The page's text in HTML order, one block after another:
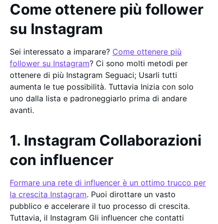
Come ottenere più follower
su Instagram
Sei interessato a imparare? Come ottenere più
follower su Instagram? Ci sono molti metodi per
ottenere di più Instagram Seguaci; Usarli tutti
aumenta le tue possibilità. Tuttavia Inizia con solo
uno dalla lista e padroneggiarlo prima di andare
avanti.
1. Instagram Collaborazioni
con influencer
Formare una rete di influencer è un ottimo trucco per
la crescita Instagram. Puoi dirottare un vasto
pubblico e accelerare il tuo processo di crescita.
Tuttavia, il Instagram Gli influencer che contatti